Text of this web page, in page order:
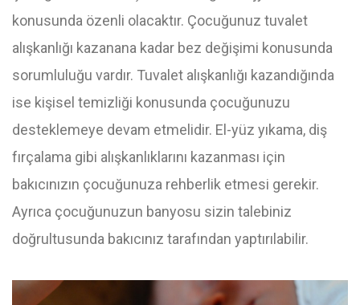
konusunda özenli olacaktır. Çocuğunuz tuvalet
alışkanlığı kazanana kadar bez değişimi konusunda
sorumluluğu vardır. Tuvalet alışkanlığı kazandığında
ise kişisel temizliği konusunda çocuğunuzu
desteklemeye devam etmelidir. El-yüz yıkama, diş
fırçalama gibi alışkanlıklarını kazanması için
bakıcınızın çocuğunuza rehberlik etmesi gerekir.
Ayrıca çocuğunuzun banyosu sizin talebiniz
doğrultusunda bakıcınız tarafından yaptırılabilir.